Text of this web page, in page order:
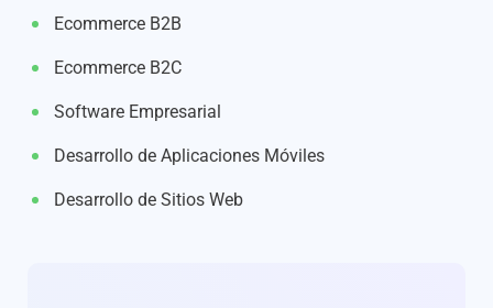
Ecommerce B2B
Ecommerce B2C
Software Empresarial
Desarrollo de Aplicaciones Móviles
Desarrollo de Sitios Web